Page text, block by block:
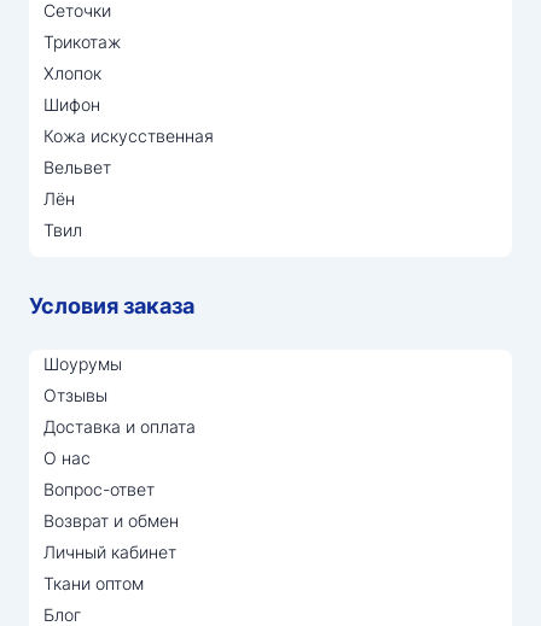
Сеточки
Трикотаж
Хлопок
Шифон
Кожа искусственная
Вельвет
Лён
Твил
Условия заказа
Шоурумы
Отзывы
Доставка и оплата
О нас
Вопрос-ответ
Возврат и обмен
Личный кабинет
Ткани оптом
Блог